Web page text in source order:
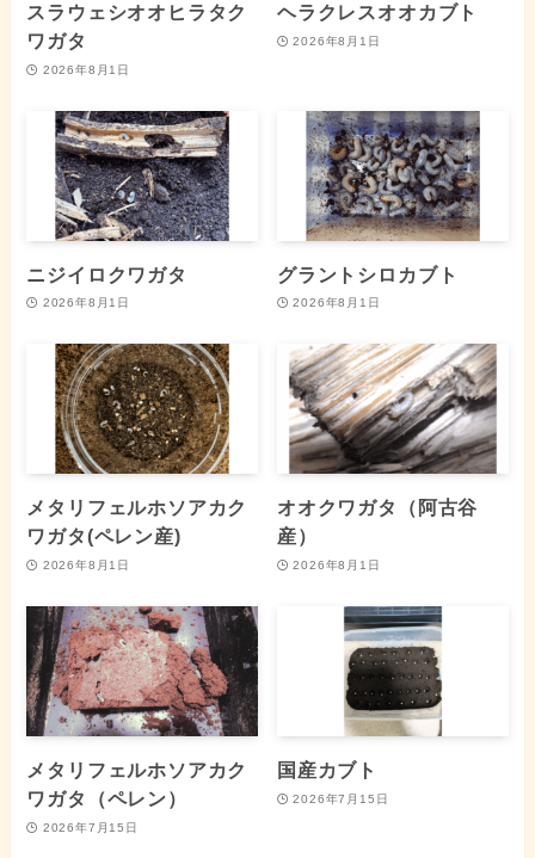
スラウェシオオヒラタク
ワガタ
2026年8月1日
ヘラクレスオオカブト
2026年8月1日
ニジイロクワガタ
2026年8月1日
グラントシロカブト
2026年8月1日
メタリフェルホソアカク
ワガタ(ペレン産)
2026年8月1日
オオクワガタ（阿古谷
産）
2026年8月1日
メタリフェルホソアカク
ワガタ（ペレン）
2026年7月15日
国産カブト
2026年7月15日